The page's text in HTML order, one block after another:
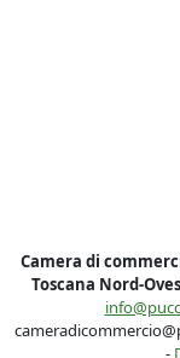
Camera di
Toscana Nord-
-